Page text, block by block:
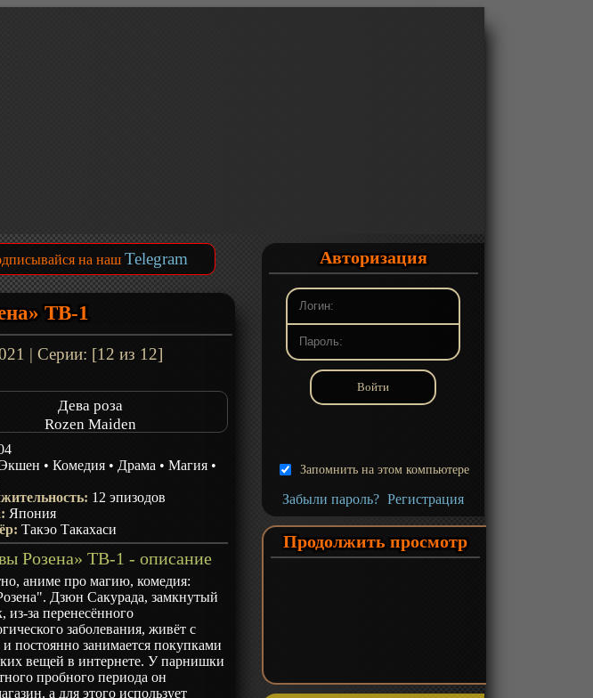
на наш Telegram
ТВ-1
| Серии: [12 из 12]
Дева роза
Rozen Maiden
•Комедия • Драма •Магия •
12 эпизодов
Япония
Такэо Такахаси
Розена» ТВ-1 - описание
аниме про магию, комедия:
Дзюн Сакурада, замкнутый
из-за перенесённого
заболевания, живёт с
и постоянно занимается покупками
вещей в интернете. У парнишки
пробного периода он
а для этого использует
Авторизация
Запомнить на этом компьютере
Забыли пароль? Регистрация
Продолжить просмотр